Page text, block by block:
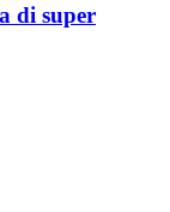
di super